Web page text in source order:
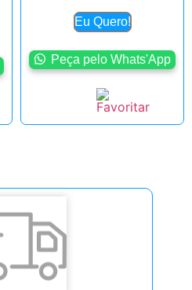
Eu Quero!
Peça pelo Whats'App